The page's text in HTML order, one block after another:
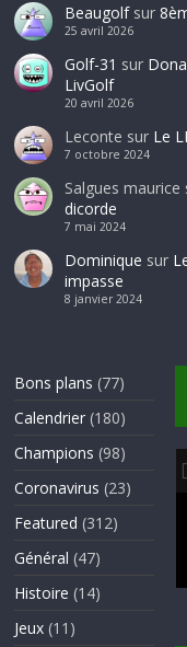
Beaugolfsur
25 avril 2026
Golf-31 sur
LivGolf
20 avril 2026
Leconte sur Le
7 octobre 2024
Salgues maurice
dicorde
7 mai 2024
Dominique sur
impasse
8 janvier 2024
Bons plans (77)
Calendrier (180)
Champions (98)
Coronavirus (23)
Featured (312)
Général (47)
Histoire (14)
Jeux (11)